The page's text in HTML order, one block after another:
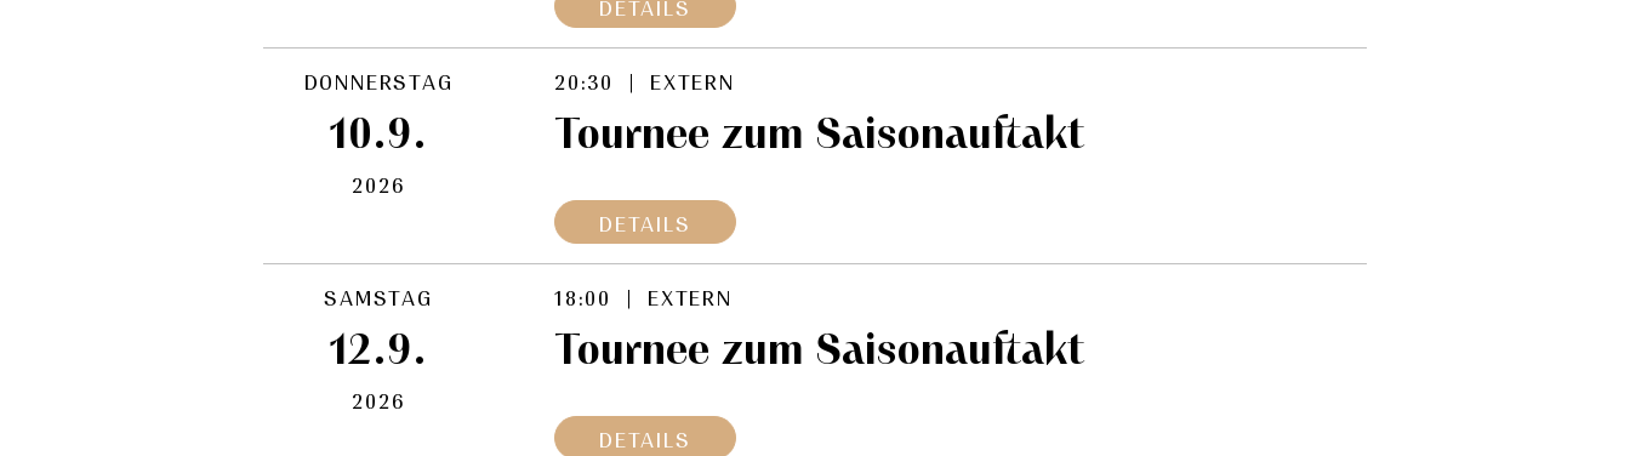
DETAILS
DONNERSTAG
10.9.
2026
20:30 | EXTERN
Tournee zum Saisonauftakt
DETAILS
SAMSTAG
12.9.
2026
18:00 | EXTERN
Tournee zum Saisonauftakt
DETAILS